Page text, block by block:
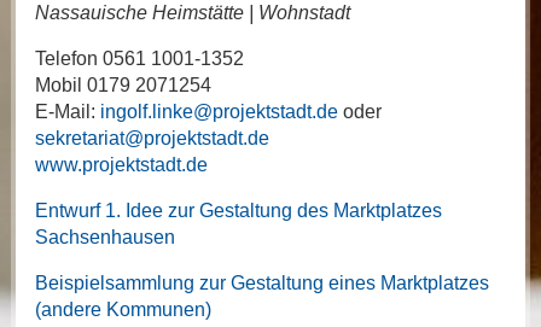
Nassauische Heimstätte | Wohnstadt
Telefon 0561 1001-1352
Mobil 0179 2071254
E-Mail: ingolf.linke@projektstadt.deoder
sekretariat@projektstadt.de
www.projektstadt.de
Entwurf 1. Idee zur Gestaltung des Marktplatzes
Sachsenhausen
Beispielsammlung zur Gestaltung eines Marktplatzes
(andere Kommunen)